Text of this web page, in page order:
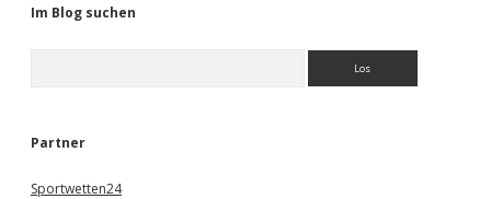
Im Blog suchen
e
Partner
Sportwetten24